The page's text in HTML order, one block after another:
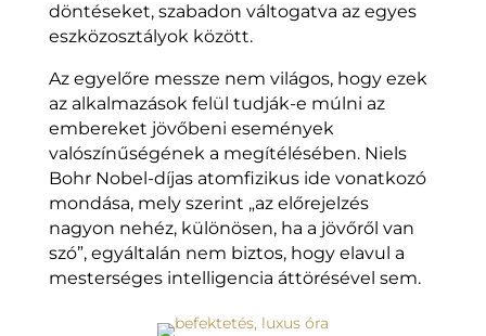
döntéseket, szabadon váltogatva az egyes
eszközosztályok között.
Az egyelőre messze nem világos, hogy ezek
az alkalmazások felül tudják-e múlni az
embereket jövőbeni események
valószínűségének a megítélésében. Niels
Bohr Nobel-díjas atomfizikus ide vonatkozó
mondása, mely szerint „az előrejelzés
nagyon nehéz, különösen, ha a jövőről van
szó”, egyáltalán nem biztos, hogy elavul a
mesterséges intelligencia áttörésével sem.